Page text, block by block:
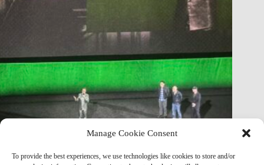
Manage Cookie Consent
To provide the best experiences, we use technologies like cookies to store and/or
Avengers: Doomsday — Full Plot Leak Breakdown: Act by
Explained